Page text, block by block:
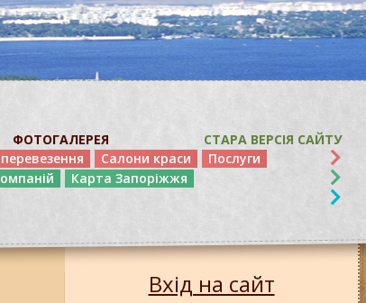
ФОТОГАЛЕРЕЯ
СТАРА ВЕРСІЯ САЙТУ
Салони краси
Послуги
Карта Запоріжжя
Вхід на сайт